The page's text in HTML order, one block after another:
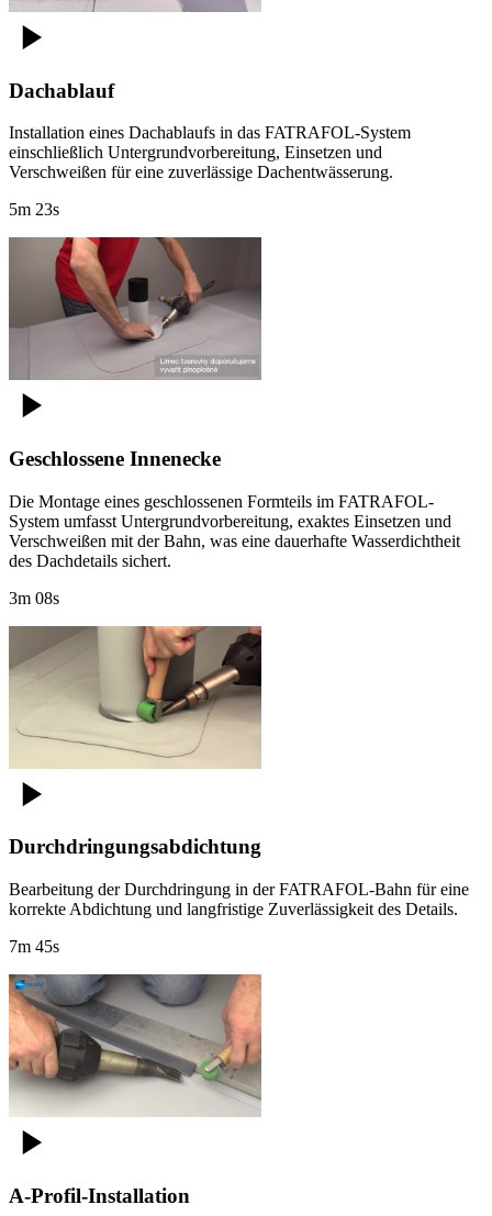
Dachablauf
Installation eines Dachablaufs in das FATRAFOL-System
einschließlich Untergrundvorbereitung, Einsetzen und
Verschweißen für eine zuverlässige Dachentwässerung.
5m 23s
Geschlossene Innenecke
Die Montage eines geschlossenen Formteils im FATRAFOL-
System umfasst Untergrundvorbereitung, exaktes Einsetzen und
Verschweißen mit der Bahn, was eine dauerhafte Wasserdichtheit
des Dachdetails sichert.
3m 08s
Durchdringungsabdichtung
Bearbeitung der Durchdringung in der FATRAFOL-Bahn für eine
korrekte Abdichtung und langfristige Zuverlässigkeit des Details.
7m 45s
A-Profil-Installation